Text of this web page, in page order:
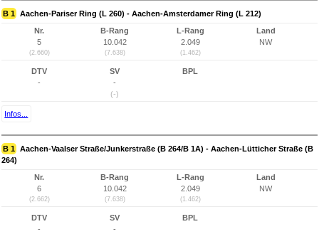
B 1 Aachen-Pariser Ring (L 260) - Aachen-Amsterdamer Ring (L 212)
Nr.
5
(2.660)
B-Rang
10.042
(7.638)
L-Rang
2.049
(1.462)
Land
NW
DTV
-
SV
-
(-)
BPL
Infos...
B 1 Aachen-Vaalser Straße/Junkerstraße (B 264/B 1A) - Aachen-Lütticher Straße (B
264)
Nr.
6
(2.662)
B-Rang
10.042
(7.638)
L-Rang
2.049
(1.462)
Land
NW
DTV
-
SV
-
BPL